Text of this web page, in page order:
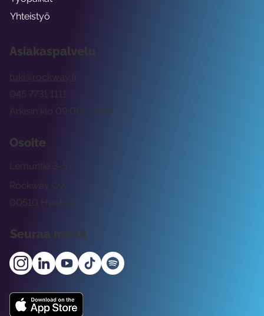
Asiakaspalvelu
tuki@rockway.fi
Arkisin klo 09:00 -15:00
045 7731 1111
Osoite
Rockway Oy
Lemuntie 3-5
00510 Helsinki
Seuraa meitä
Yhteistyö